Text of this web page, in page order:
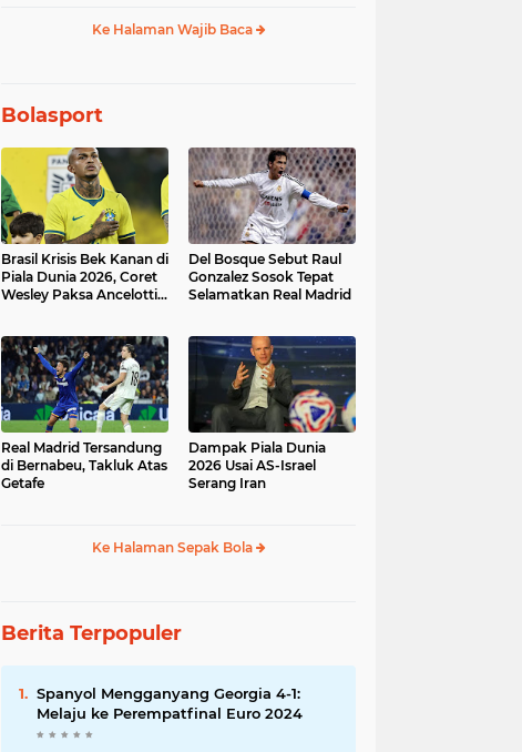
Ke Halaman Wajib Baca
Bolasport
Brasil Krisis Bek Kanan di
Piala Dunia 2026, Coret
Wesley Paksa Ancelotti
Del Bosque Sebut Raul
Gonzalez Sosok Tepat
Selamatkan Real Madrid
Real Madrid Tersandung
di Bernabeu, Takluk Atas
Getafe
Dampak Piala Dunia
2026 Usai AS-Israel
Serang Iran
Ke Halaman Sepak Bola
Berita Terpopuler
Spanyol Mengganyang Georgia 4-1:
Melaju ke Perempatfinal Euro 2024